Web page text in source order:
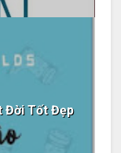
Đời Tốt Đẹp